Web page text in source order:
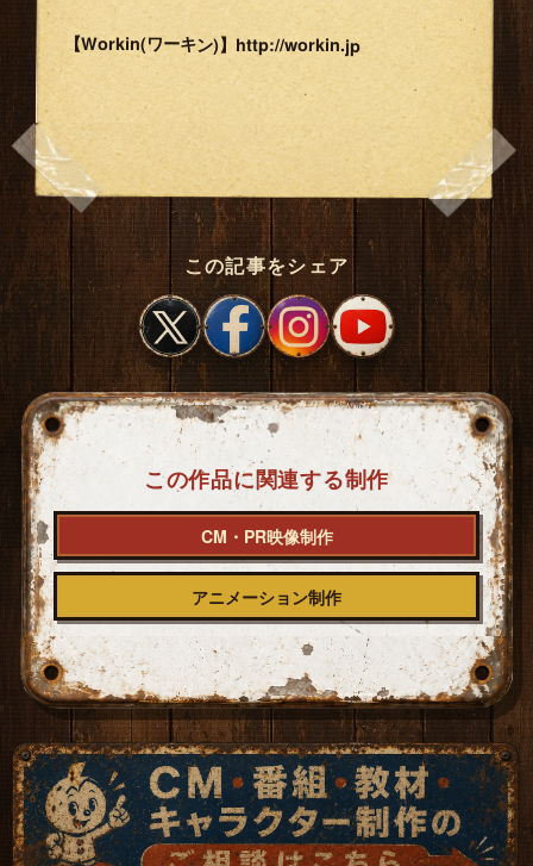
【Workin(ワーキン)】http://workin.jp
この記事をシェア
この作品に関連する制作
CM・PR映像制作
アニメーション制作